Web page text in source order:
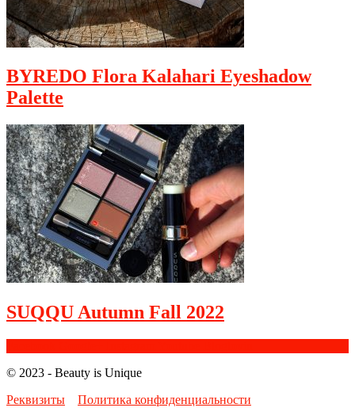
BYREDO Flora Kalahari Eyeshadow
Palette
SUQQU Autumn Fall 2022
© 2023 - Beauty is Unique
Реквизиты
Политика конфиденциальности